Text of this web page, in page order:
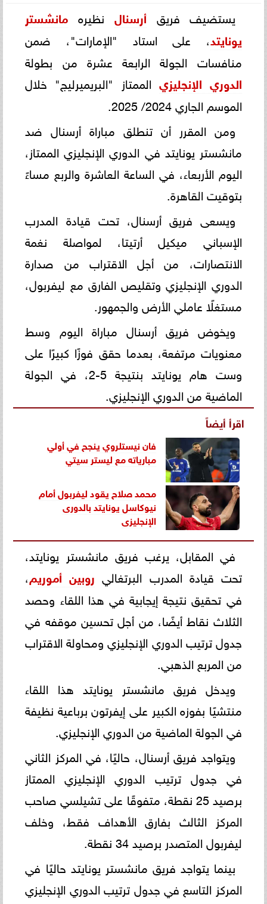
يستضيف فريقأرسنال نظيره مانشستر
يونايتد، على استاد "الإمارات"، ضمن
منافسات الجولة الرابعة عشرة من بطولة
الدوري الإنجليزي الممتاز "البريميرليج" خلال
الموسم الجاري 2024/ 2025.
ومن المقرر أن تنطلق مباراة أرسنال ضد
مانشستر يونايتد في الدوري الإنجليزي الممتاز،
اليوم الأربعاء، في الساعة العاشرة والربع مساءً
بتوقيت القاهرة.
ويسعى فريق أرسنال، تحت قيادة المدرب
الإسباني ميكيل أرتيتا، لمواصلة نغمة
الانتصارات، من أجل الاقتراب من صدارة
الدوري الإنجليزي وتقليص الفارق مع ليفربول،
مستغلًا عاملي الأرض والجمهور.
ويخوض فريق أرسنال مباراة اليوم وسط
معنويات مرتفعة، بعدما حقق فوزًا كبيرًا على
وست هام يونايتد بنتيجة 5-2، في الجولة
الماضية من الدوري الإنجليزي.
اقرأ أيضاً
فان نيستلروي ينجح في أولي
مبارياته مع ليستر سيتي
محمد صلاح يقود ليفربول أمام
نيوكاسل يونايتد بالدورى
الإنجليزى
في المقابل، يرغب فريق مانشستر يونايتد،
تحت قيادة المدرب البرتغالي روبين أموريم،
في تحقيق نتيجة إيجابية في هذا اللقاء وحصد
الثلاث نقاط أيضًا، من أجل تحسين موقفه في
جدول ترتيب الدوري الإنجليزي ومحاولة الاقتراب
من المربع الذهبي.
ويدخل فريق مانشستر يونايتد هذا اللقاء
منتشيًا بفوزه الكبير على إيفرتون برباعية نظيفة
في الجولة الماضية من الدوري الإنجليزي.
ويتواجد فريق أرسنال، حاليًا، في المركز الثاني
في جدول ترتيب الدوري الإنجليزي الممتاز
برصيد 25 نقطة، متفوقًا على تشيلسي صاحب
المركز الثالث بفارق الأهداف فقط، وخلف
ليفربول المتصدر برصيد 34 نقطة.
بينما يتواجد فريق مانشستر يونايتد حاليًا في
المركز التاسع في جدول ترتيب الدوري الإنجليزي